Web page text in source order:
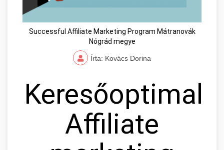
Successful Affiliate Marketing Program Mátranovák
Nógrád megye
Írta: Kovács Dorina
Affiliate